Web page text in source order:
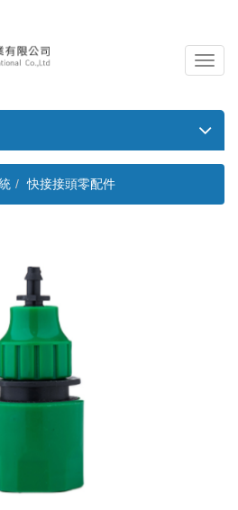
導
覽
關
快接接頭零配件